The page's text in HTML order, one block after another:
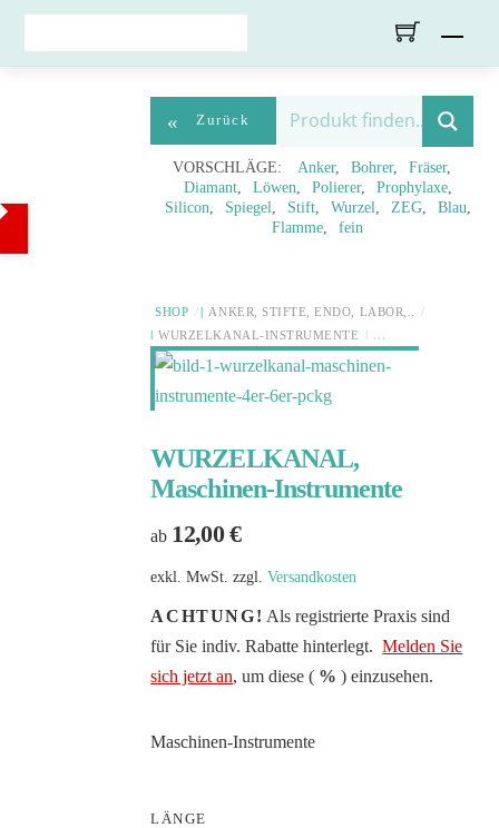
Skip
« Zurück
VORSCHLÄGE: Anker Bohrer
Fräser
Diamant
Löwen Polierer
Prophylaxe
Silicon
Spiegel Stift Wurzel ZEG
Blau
Flamme
fein
SHOP
ANKER, STIFTE, ENDO, LABOR,..
WURZELKANAL-INSTRUMENTE
WURZELKANAL,
Maschinen-Instrumente
ab 12,00€
exkl. MwSt. zzgl.Versandkosten
ACHTUNG! Als registrierte Praxis sind
für Sie indiv. Rabatte hinterlegt.Melden Sie
sich jetzt an, um diese ( % ) einzusehen.
Maschinen-Instrumente
LÄNGE